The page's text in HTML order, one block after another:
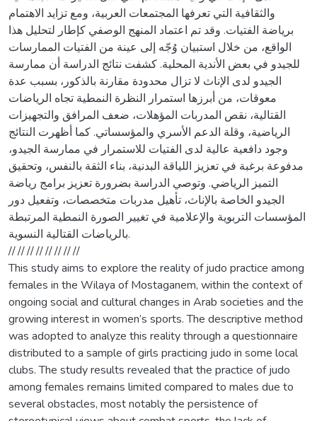
والثقافية التي تعرفها المجتمعات العربية، ومع تزايد الاهتمام
برياضة الفتيات. وقد تم اعتماد المنهج الوصفي كإطار لتحليل هذا
الواقع، من خلال استبيان وُجّه إلى عينة من الفتيات الممارسات
للجيدو في بعض الأندية المحلية. كشفت نتائج الدراسة أن ممارسة
الجيدو لدى الإناث لا تزال محدودة مقارنة بالذكور، بسبب عدة
معوقات، من أبرزها استمرار النظرة النمطية تجاه الرياضات
القتالية، نقص المدربات المؤهلات، ضعف المرافق والتجهيزات
الرياضية، وقلة الدعم الأسري والمؤسساتي. كما أظهرت النتائج
وجود دافعية عالية لدى الفتيات للاستمرار في ممارسة الجيدو،
مدفوعة برغبة في تعزيز اللياقة البدنية، بناء الثقة بالنفس، وتحقيق
التميز الرياضي. وتوصي الدراسة بضرورة تعزيز برامج رياضة
الجيدو الخاصة بالإناث، تأهيل مدربات متخصصات، وتفعيل دور
المؤسسات التربوية والإعلامية في تغيير الصورة النمطية المرتبطة
بالرياضات القتالية النسوية.
// // // // // // // //
This study aims to explore the reality of judo practice among
females in the Wilaya of Mostaganem, within the context of
ongoing social and cultural changes in Arab societies and the
growing interest in women’s sports. The descriptive method
was adopted to analyze this reality through a questionnaire
distributed to a sample of girls practicing judo in some local
clubs. The study results revealed that the practice of judo
among females remains limited compared to males due to
several obstacles, most notably the persistence of